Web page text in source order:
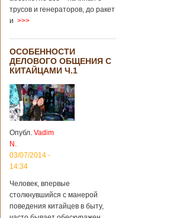
трусов и генераторов, до ракет
и >>>
ОСОБЕННОСТИ
ДЕЛОВОГО ОБЩЕНИЯ С
КИТАЙЦАМИ Ч.1
Опубл. Vadim
N.
03/07/2014 -
14:34
Человек, впервые
столкнувшийся с манерой
поведения китайцев в быту,